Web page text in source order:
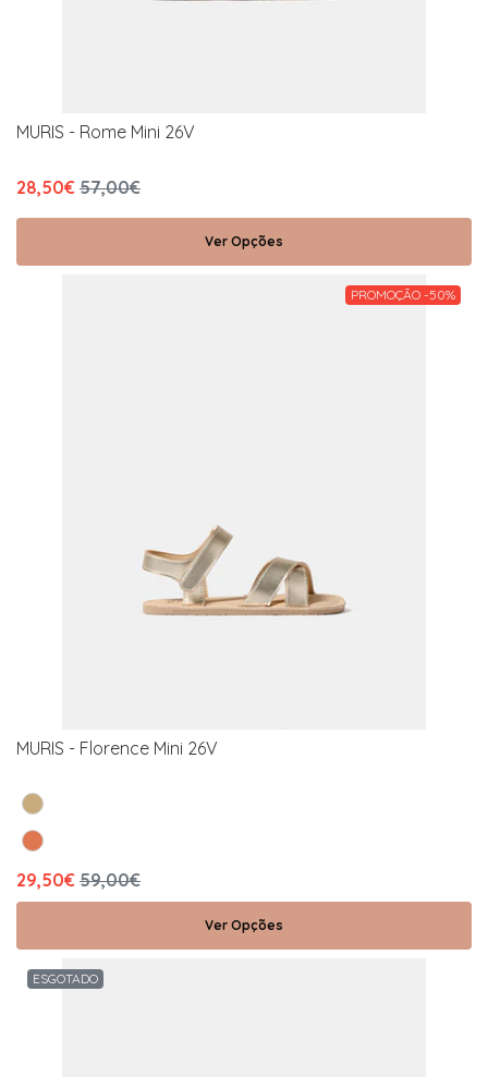
MURIS - Rome Mini 26V
28,50€ 57,00€
Ver Opções
PROMOÇÃO -50%
MURIS - Florence Mini 26V
29,50€ 59,00€
Ver Opções
ESGOTADO